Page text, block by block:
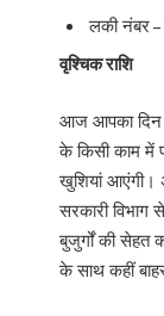
लकी नंबर –
वृश्चिक राशि
आज आपका दिन
के किसी काम में
खुशियां आएंगी।
सरकारी विभाग
बुजुर्गों की सेहत
के साथ कहीं